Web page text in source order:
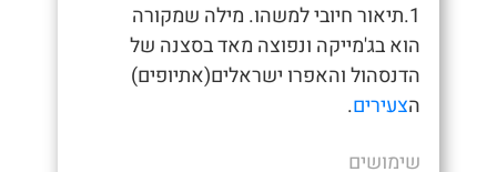
1.תיאור חיובי למשהו. מילה שמקורה
הוא בג'מייקה ונפוצה מאד בסצנה של
הדנסהול והאפרו ישראלים(אתיופים)
הצעירים.
שימושים